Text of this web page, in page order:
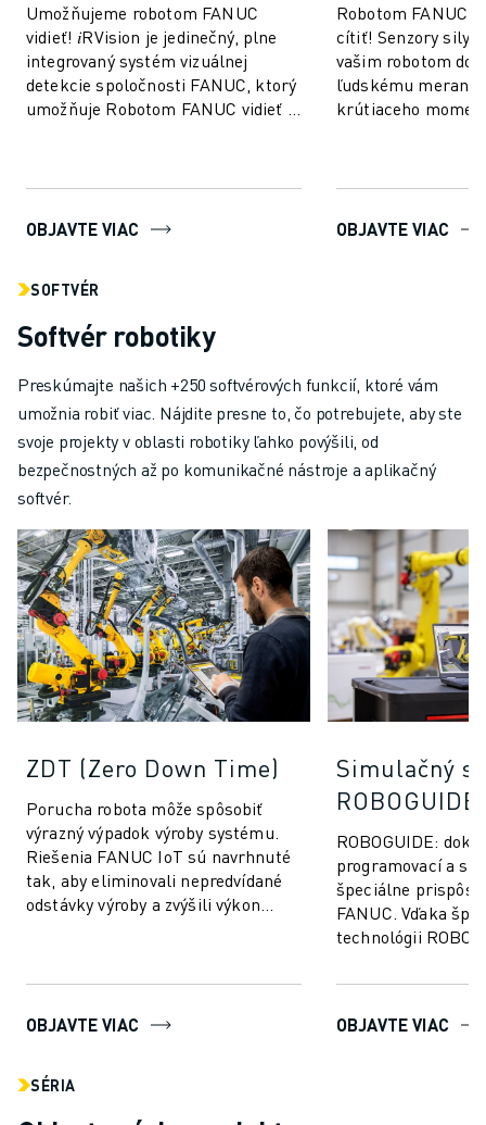
Umožňujeme robotom FANUC
vidieť! 𝑖RVision je jedinečný, plne
integrovaný systém vizuálnej
detekcie spoločnosti FANUC, ktorý
umožňuje Robotom FANUC vidieť -
OBJAVTE VIAC
Robotom FANUC
cítiť! Senzory sily
vašim robotom
ľudskému
krútiaceho
OBJAVTE VIAC
SOFTVÉR
Softvér robotiky
Preskúmajte našich +250 softvérových funkcií, ktoré vám
umožnia robiť viac. Nájdite presne to, čo potrebujete, aby ste
svoje projekty v oblasti robotiky ľahko povýšili, od
bezpečnostných až po komunikačné nástroje a aplikačný
softvér.
ZDT (Zero Down Time)
Porucha robota môže spôsobiť
výrazný výpadok výroby systému.
Riešenia FANUC IoT sú navrhnuté
tak, aby eliminovali nepredvídané
odstávky výroby a zvýšili výkon
OBJAVTE VIAC
Simulačný
ROBOGUIDE
ROBOGUIDE:
programovací a
špeciálne
FANUC. Vďaka
technológii
programovať a...
OBJAVTE VIAC
SÉRIA